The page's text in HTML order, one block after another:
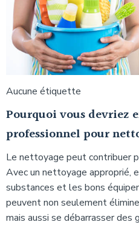
Aucune étiquette
Pourquoi vous devriez
professionnel pour
Le nettoyage peut contribuer
Avec un nettoyage approprié,
substances et les bons
peuvent non seulement
mais aussi se débarrasser